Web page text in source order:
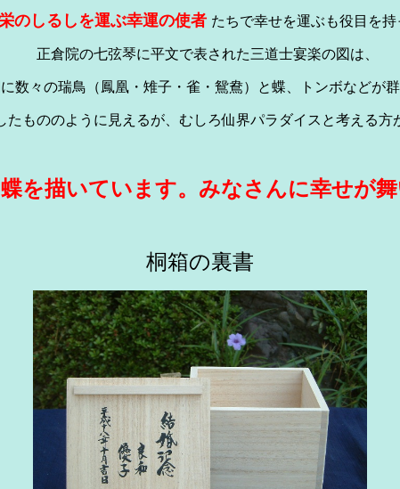
のしるしを運ぶ幸運の使者 たちで幸せを運ぶも役目を
正倉院の七弦琴に平文で表された三道士宴楽の図は、
数々の瑞鳥（鳳凰・雉子・雀・鴛鴦）と蝶、トンボなどが
たもののように見えるが、むしろ仙界パラダイスと考える方
を描いています。みなさんに幸せが
桐箱の裏書